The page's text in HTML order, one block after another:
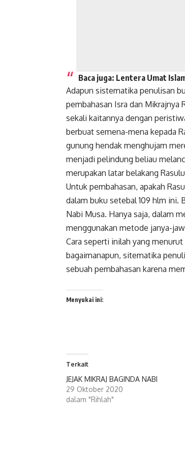
Baca juga: Lentera Umat
Adapun sistematika penulisan
pembahasan Isra dan
sekali kaitannya dengan
berbuat semena-mena kepada
gunung hendak menghujam
menjadi pelindung beliau
merupakan latar belakang
Untuk pembahasan, apakah
dalam buku setebal 109 hlm ini.
Nabi Musa. Hanya saja, dalam
menggunakan metode janya-
Cara seperti inilah yang
bagaimanapun, sitematika
sebuah pembahasan karena
Menyukai ini:
Terkait
JEJAK MIKRAJ BAGINDA NABI
29 Oktober 2020
dalam "Rihlah"